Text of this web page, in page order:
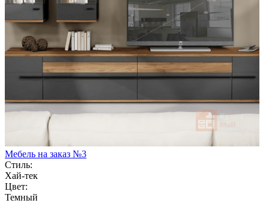
Мебель на заказ №3
Стиль:
Хай-тек
Цвет:
Темный